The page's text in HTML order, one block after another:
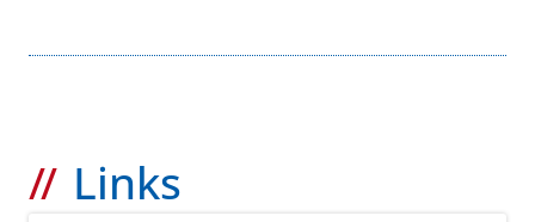
Links